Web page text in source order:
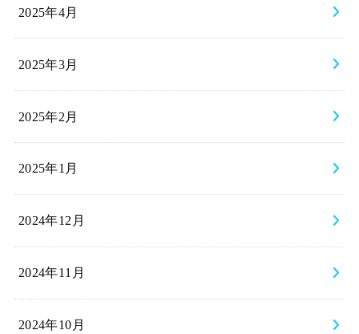
2025年4月
2025年3月
2025年2月
2025年1月
2024年12月
2024年11月
2024年10月